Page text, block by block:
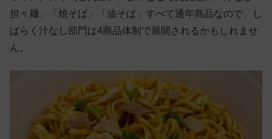
担々麺」「焼そば」「油そば」すべて通年商品なので、し
ばらく汁なし部門は4商品体制で展開されるかもしれませ
ん。